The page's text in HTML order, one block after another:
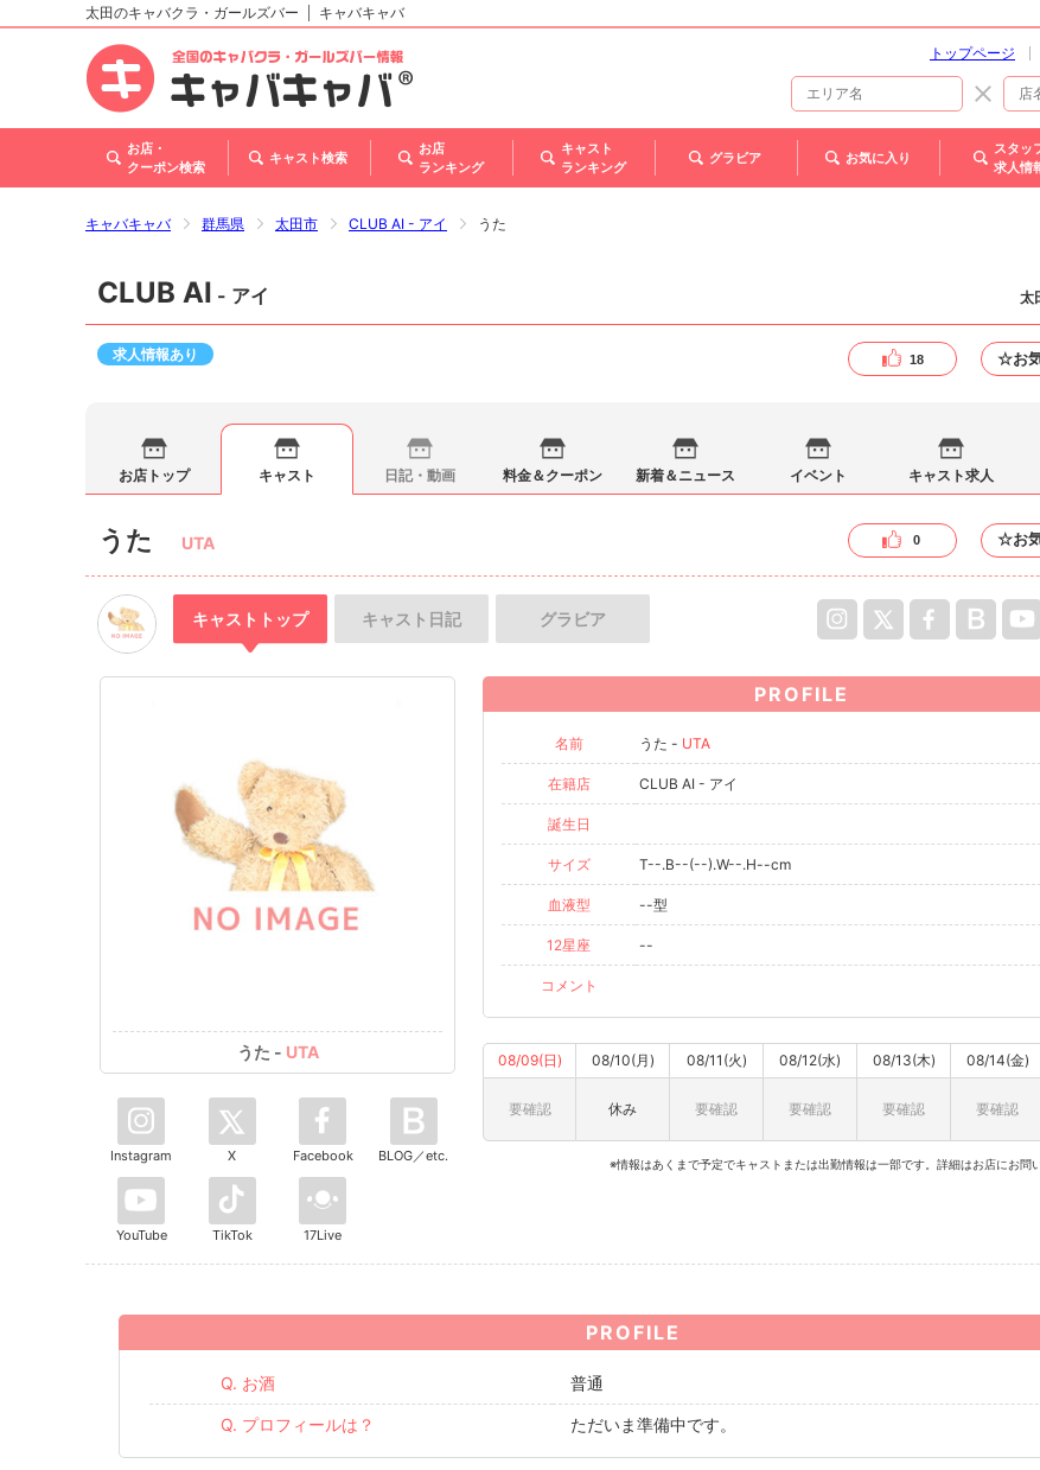
北海道
東北
甲信越・北陸
関西
太田のキャバクラ・ガールズバー キャバキャバ
トップページ
お店・
クーポン検索
キャスト検索
お店
ランキング
キャスト
ランキング
グラビア お気に入り
スタッ
求人情
キャバキャバ 群馬県 太田市 CLUB AI - アイ うた
CLUB AI - アイ 太
求人情報あり 18 ☆お
お店トップ キャスト 日記・動画 料金＆クーポン 新着＆ニュース イベント キャスト求人
うた UTA 0 ☆お
キャスト トップ キャスト 日記 グラビア
うた - UTA
Instagram X Facebook BLOG／etc.
YouTube TikTok 17Live
PROFILE
名前 うた - UTA
在籍店 CLUB AI - アイ
誕生日
サイズ T--.B--(--).W--.H--cm
血液型 --型
12星座 --
コメント
08/09(日) 08/10(月) 08/11(火) 08/12(水) 08/13(木) 08/14(金)
要確認 休み 要確認 要確認 要確認 要確認
※情報はあくまで予定でキャストまたは出勤情報は一部です。詳細はお店にお問
PROFILE
Q. お酒 普通
Q. プロフィールは？ ただいま準備中です。